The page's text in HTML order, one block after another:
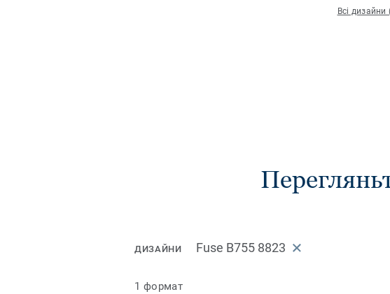
Всі дизайни
ДИЗАЙНИ Fuse B755 8823
1 формат